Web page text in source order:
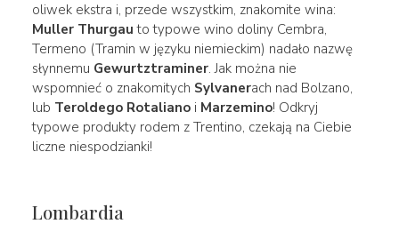
oliwek ekstra i, przede wszystkim, znakomite wina:
Muller Thurgau to typowe wino doliny Cembra,
Termeno (Tramin w języku niemieckim) nadało nazwę
słynnemu Gewurtztraminer. Jak można nie
wspomnieć o znakomitych Sylvanerach nad Bolzano,
lub Teroldego Rotalianoi Marzemino! Odkryj
typowe produkty rodem z Trentino, czekają na Ciebie
liczne niespodzianki!
Lombardia